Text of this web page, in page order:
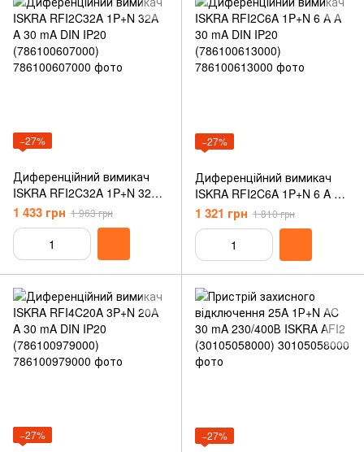
−27%
Диференційний вимикач
ISKRA RFI2C32A 1P+N 32A
A 30 mA DIN IP20
(786100607000)
1 433 грн 1 963 грн
−27%
Диференційний вимикач
ISKRA RFI2C6A 1P+N 6 A A
30 mA DIN IP20
(786100613000)
1 321 грн 1 810 грн
−27% −27%